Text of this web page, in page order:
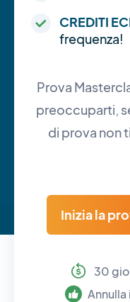
CREDITI
frequenza!
Prova
preoccuparti,
di prova non
Inizia la
30